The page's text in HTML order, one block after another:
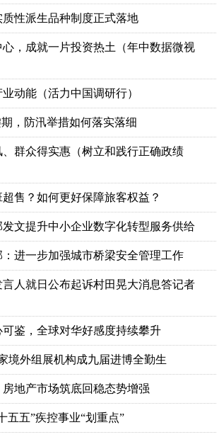
性派生品种制度正式落地
，成就一片投资热土（年中数据微视
动能（活力中国调研行）
，防汛举措如何落实落细
群众得实惠（树立和践行正确政绩
售？如何更好保障旅客权益？
文提升中小企业数字化转型服务供给
进一步加强城市桥梁安全管理工作
人就日公布起诉村田晃大消息答记者
鉴，全球对华好感度持续攀升
境外组展机构成九届进博全勤生
地产市场筑底回稳态势增强
五五”疾控事业“划重点”